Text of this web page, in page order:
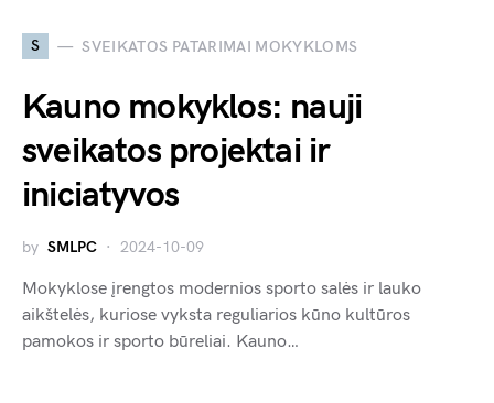
S SVEIKATOS PATARIMAI MOKYKLOMS
Kauno mokyklos: nauji
sveikatos projektai ir
iniciatyvos
by SMLPC 2024-10-09
Mokyklose įrengtos modernios sporto salės ir lauko
aikštelės, kuriose vyksta reguliarios kūno kultūros
pamokos ir sporto būreliai. Kauno…